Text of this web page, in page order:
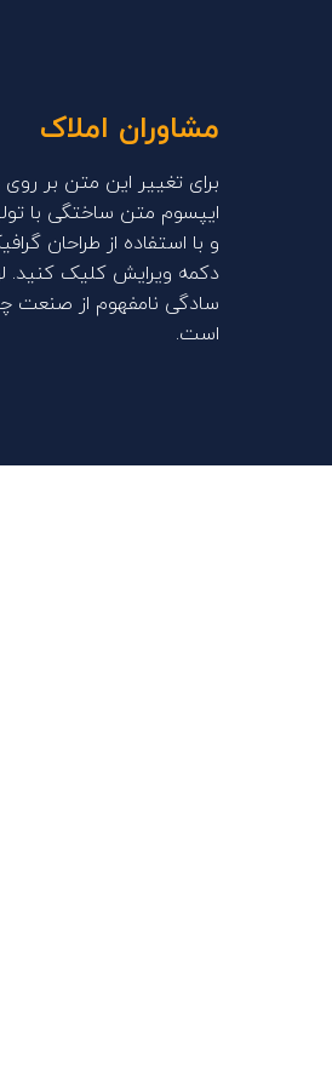
مشاوران املاک
برای تغییر این متن بر
ایپسوم متن ساختگی با
و با استفاده از طراحان
دکمه ویرایش کلیک کنید.
سادگی نامفهوم از صنعت
است.